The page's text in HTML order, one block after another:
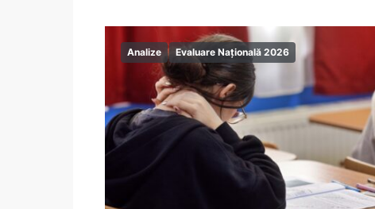
Analize Evaluare Națională 2026